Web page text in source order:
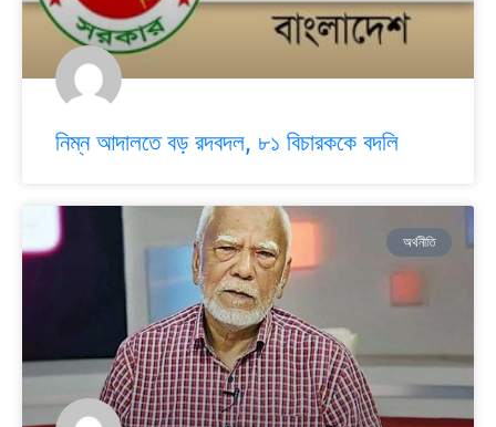
নিম্ন আদালতে বড় রদবদল, ৮১ বিচারককে বদলি
অর্থনীতি